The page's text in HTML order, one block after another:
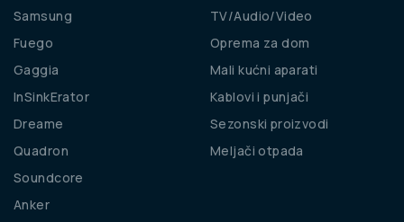
Samsung
Fuego
Gaggia
InSinkErator
Dreame
Quadron
Soundcore
Anker
TV/Audio/Video
Oprema za dom
Mali kućni aparati
Kablovi i punjači
Sezonski proizvodi
Meljači otpada